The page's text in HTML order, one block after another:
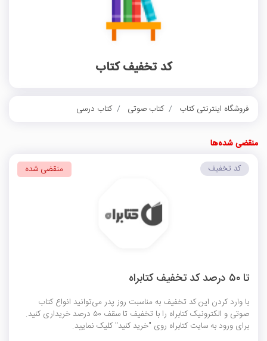
کد تخفیف کتاب
فروشگاه اینترنتی کتاب کتاب صوتی کتاب درسی
منقضی شده‌ها
تا ۵۰ درصد کد تخفیف کتابراه
با وارد کردن این کد تخفیف به مناسبت روز پدر می‌توانید انواع کتاب
صوتی و الکترونیک کتابراه را با تخفیف تا سقف ۵۰ درصد خریداری کنید.
برای ورود به سایت کتابراه روی "خرید کنید" کلیک نمایید.
کد تخفیف منقضی شده